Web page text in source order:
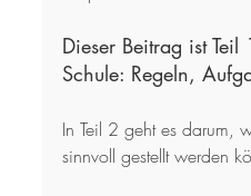
Dieser Beitrag ist
Schule: Regeln,
In Teil 2 geht es darum,
sinnvoll gestellt werden